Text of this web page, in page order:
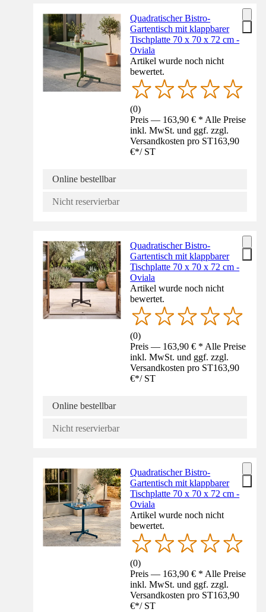
Quadratischer Bistro-
Gartentisch mit klappbarer
Tischplatte 70 x 70 x 72 cm -
Oviala
Artikel wurde noch nicht
bewertet.
(0)
Preis — 163,90 € * Alle Preise
inkl. MwSt. und ggf. zzgl.
Versandkosten pro ST163,90
€*/ ST
Online bestellbar
Nicht reservierbar
Quadratischer Bistro-
Gartentisch mit klappbarer
Tischplatte 70 x 70 x 72 cm -
Oviala
Artikel wurde noch nicht
bewertet.
(0)
Preis — 163,90 € * Alle Preise
inkl. MwSt. und ggf. zzgl.
Versandkosten pro ST163,90
€*/ ST
Online bestellbar
Nicht reservierbar
Quadratischer Bistro-
Gartentisch mit klappbarer
Tischplatte 70 x 70 x 72 cm -
Oviala
Artikel wurde noch nicht
bewertet.
(0)
Preis — 163,90 € * Alle Preise
inkl. MwSt. und ggf. zzgl.
Versandkosten pro ST163,90
€*/ ST